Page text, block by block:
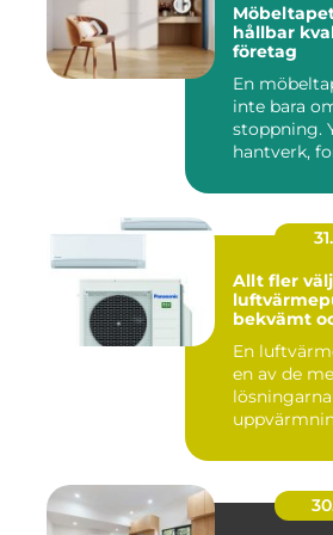
hållbar
företag
En
inte bara
stoppning.
hantverk,
Allt fler
bekvämt
En
en av de